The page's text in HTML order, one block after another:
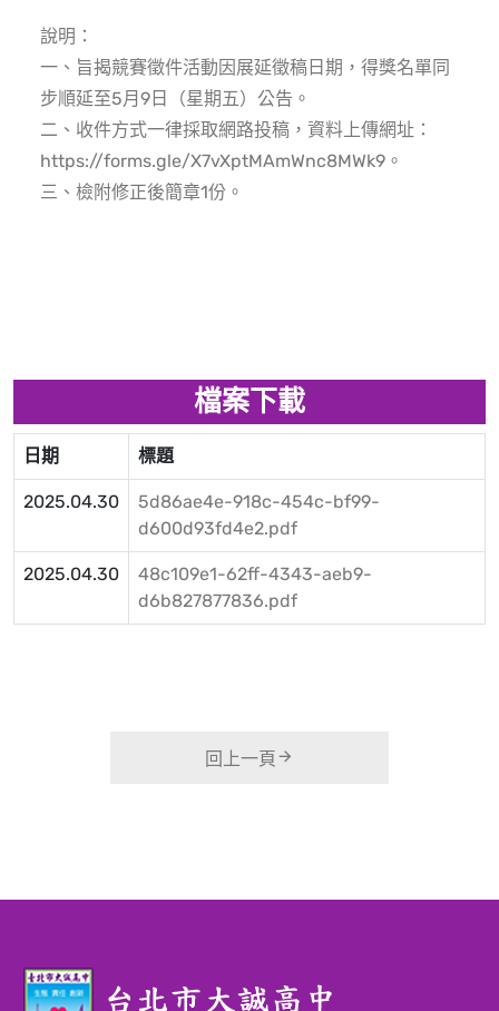
說明：
一、旨揭競賽徵件活動因展延徵稿日期，得獎名單同
步順延至5月9日（星期五）公告。
二、收件方式一律採取網路投稿，資料上傳網址：
https://forms.gle/X7vXptMAmWnc8MWk9 。
三、檢附修正後簡章1份。
檔案下載
日期 標題
2025.04.30
5d86ae4e-918c-454c-bf99-
d600d93fd4e2.pdf
2025.04.30
48c109e1-62ff-4343-aeb9-
d6b827877836.pdf
回上一頁